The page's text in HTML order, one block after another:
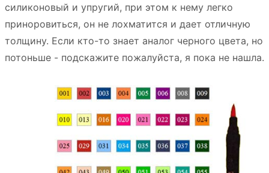
силиконовый и упругий, при этом к нему легко
приноровиться, он не лохматится и дает отличную
толщину. Если кто-то знает аналог черного цвета, но
потоньше - подскажите пожалуйста, я пока не нашла.